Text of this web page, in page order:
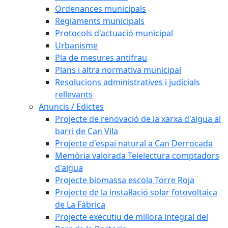
Ordenances municipals
Reglaments municipals
Protocols d'actuació municipal
Urbanisme
Pla de mesures antifrau
Plans i altra normativa municipal
Resolucions administratives i judicials
rellevants
Anuncis / Edictes
Projecte de renovació de la xarxa d'aigua al
barri de Can Vila
Projecte d'espai natural a Can Derrocada
Memòria valorada Telelectura comptadors
d'aigua
Projecte biomassa escola Torre Roja
Projecte de la instal·lació solar fotovoltaica
de La Fàbrica
Projecte executiu de millora integral del